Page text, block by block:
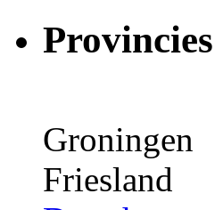
Groningen
Friesland